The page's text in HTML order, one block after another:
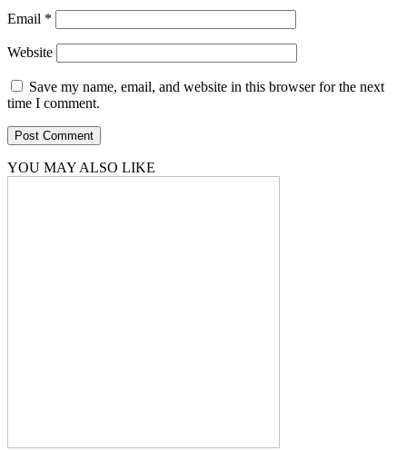
Email *
Website
Save my name, email, and website in this browser for the next
time I comment.
YOU MAY ALSO LIKE